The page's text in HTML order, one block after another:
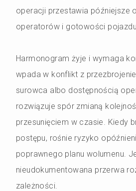
operacji przestawia późniejsze
operatorów i gotowości
Harmonogram żyje i wymaga
wpada w konflikt z
surowca albo dostępnością
rozwiązuje spór zmianą
przesunięciem w czasie. Kiedy
postępu, rośnie ryzyko
poprawnego planu wolumenu.
nieudokumentowana przerwa
zależności.